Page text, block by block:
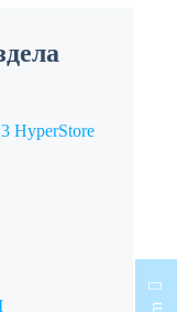
HyperStore